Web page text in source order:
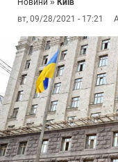
Новини » Київ
вт, 09/28/2021 - 17:21
#ООС
#боротьба
з
корупцією